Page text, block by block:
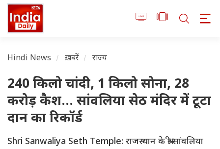
Hindi News ख़बरें राज्य
240 किलो चांदी, 1 किलो सोना, 28
करोड़ कैश... सांवलिया सेठ मंदिर में टूटा
दान का रिकॉर्ड
Shri Sanwaliya Seth Temple: राजस्थान के श्री सांवलिया